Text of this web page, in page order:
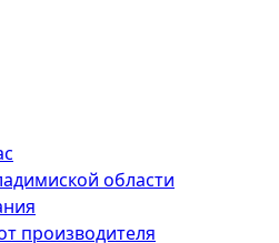
области
производителя